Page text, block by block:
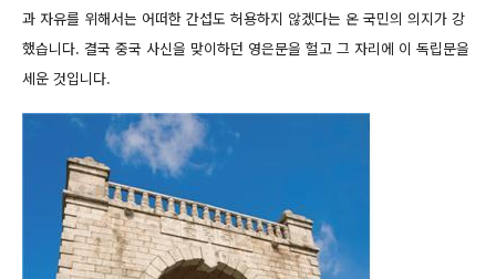
과 자유를 위해서는 어떠한 간섭도 허용하지 않겠다는 온 국민의 의지가 강
했습니다. 결국 중국 사신을 맞이하던 영은문을 헐고 그 자리에 이 독립문을
세운 것입니다.